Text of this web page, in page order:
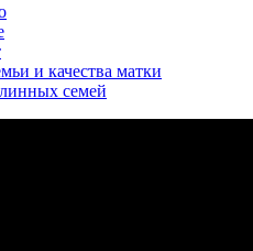
и качества матки
семей